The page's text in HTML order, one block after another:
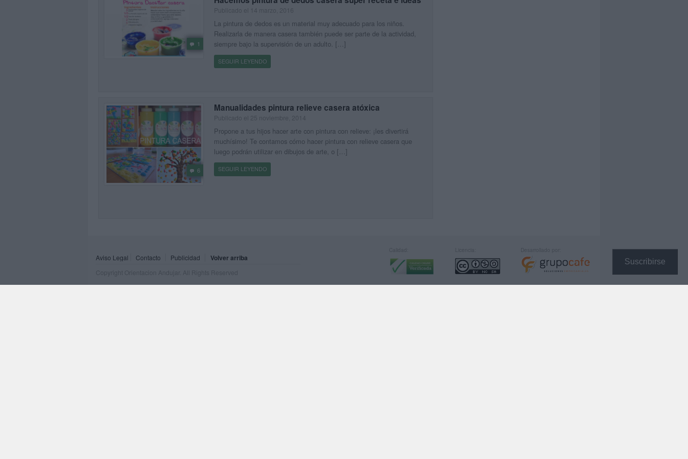
Suscribirse
1
La pintura de dedos es un material muy adecuado para los niños.
Realizarla de manera casera también puede ser parte de la actividad,
siempre bajo la supervisión de un adulto. […]
SEGUIR LEYENDO
6
Manualidades pintura relieve casera atóxica
Propone a tus hijos hacer arte con pintura con relieve: ¡les divertirá
muchísimo! Te contamos cómo hacer pintura con relieve casera que
luego podrán utilizar en dibujos de arte, o […]
SEGUIR LEYENDO
Aviso Legal Contacto Publicidad Volver arriba